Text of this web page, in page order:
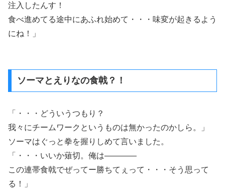
注入したんす！
食べ進めてる途中にあふれ始めて・・・味変が起きるよう
にね！」
ソーマとえりなの食戟？！
「・・・どういうつもり？
我々にチームワークというものは無かったのかしら。」
ソーマはぐっと拳を握りしめて言いました。
「・・・いいか薙切。俺は――――
この連帯食戟でぜってー勝ちてぇって・・・そう思って
る！」